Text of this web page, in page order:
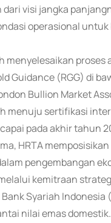
dari visi jangka
operasional untuk
menyelesaikan proses
Guidance (RGG) di
Bullion Market
menuju sertifikasi
pada akhir tahun
HRTA
pengembangan
kemitraan
Syariah Indonesia
nilai emas